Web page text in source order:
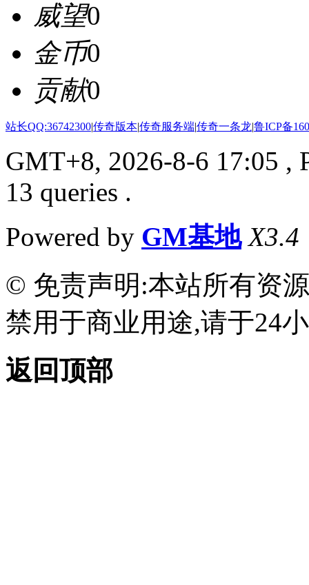
威望0
金币0
贡献0
站长QQ:36742300|传奇版本|传奇服务端|传奇一条龙|鲁ICP备
GMT+8, 2026-8-6 17:05 ,
13 queries .
Powered by GM基地 X3.4
© 免责声明:本站所有资
禁用于商业用途,请于24
返回顶部